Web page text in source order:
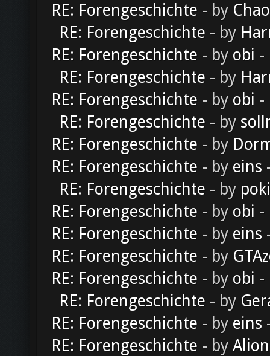
RE: Forengeschichte - by
RE: Forengeschichte - by
RE: Forengeschichte - by obi -
RE: Forengeschichte - by
RE: Forengeschichte - by obi -
RE: Forengeschichte - by
RE: Forengeschichte - by
RE: Forengeschichte - by eins
RE: Forengeschichte - by
RE: Forengeschichte - by obi -
RE: Forengeschichte - by eins
RE: Forengeschichte - by
RE: Forengeschichte - by obi -
RE: Forengeschichte - by
RE: Forengeschichte - by eins
RE: Forengeschichte - by Alion